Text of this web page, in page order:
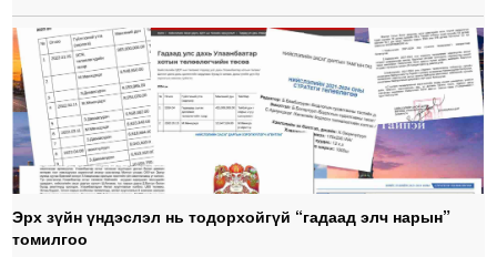
Эрх зүйн үндэслэл нь тодорхойгүй “гадаад элч нарын”
томилгоо